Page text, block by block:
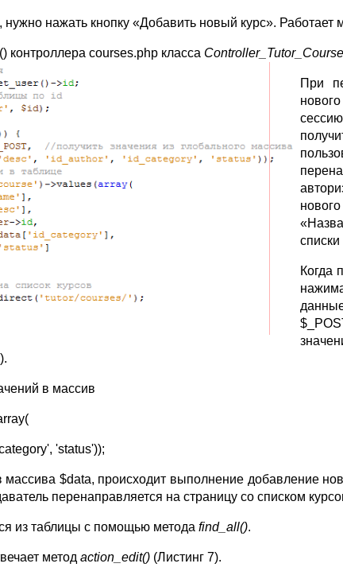
нажать кнопку «Добавить новый курс». Работает
контроллера courses.php класса Controller_ Tutor_
При
Когда
в массив
'status'));
$data, происходит выполнение добавление
перенаправляется на страницу со списком
из таблицы с помощью метода find_all().
метод action_edit() (Листинг 7).